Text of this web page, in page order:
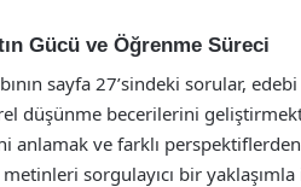
Gücü ve Öğrenme Süreci
sayfa 27’sindeki sorular,
düşünme becerilerini
anlamak ve farklı
sorgulayıcı bir